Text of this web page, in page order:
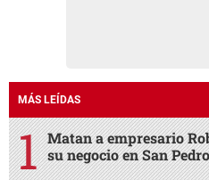
MÁS LEÍDAS
Matan a empresario
su negocio en San